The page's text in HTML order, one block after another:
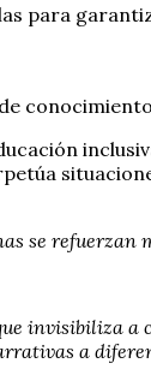
para
se refuerzan
invisibiliza
a